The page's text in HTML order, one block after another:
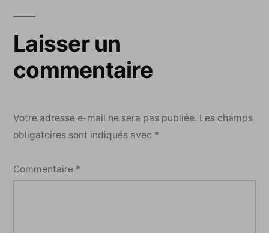
Laisser un
commentaire
Votre adresse e-mail ne sera pas publiée. Les champs
obligatoires sont indiqués avec *
Commentaire *